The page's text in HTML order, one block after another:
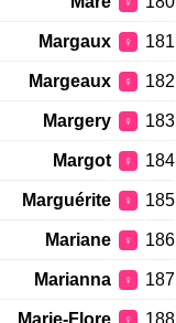
181
♀
Margaux
182
♀
Margeaux
183
♀
Margery
184
♀
Margot
185
♀
Marguérite
186
♀
Mariane
187
♀
Marianna
188
♀
Marie-Flore